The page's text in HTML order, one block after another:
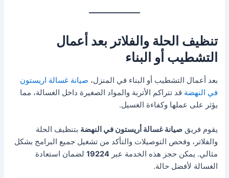
تنظيف الحلة والفلاتر بعد أعمال
التشطيب أو البناء
بعد أعمال التشطيب أو البناء في المنزل، صيانة غسالة اريستون
في النهضة قد تتراكم الأتربة والمواد الصغيرة داخل الغسالة، مما
يؤثر على عملها وكفاءة الغسيل.
يقوم فريقصيانة غسالة أريستون في النهضة بتنظيف الحلة
والفلاتر، وفحص التوصيلات والتأكد من تشغيل جميع البرامج بشكل
مثالي. يمكن حجز هذه الخدمة عبر19224 لضمان استعادة
الغسالة لأفضل حالة.